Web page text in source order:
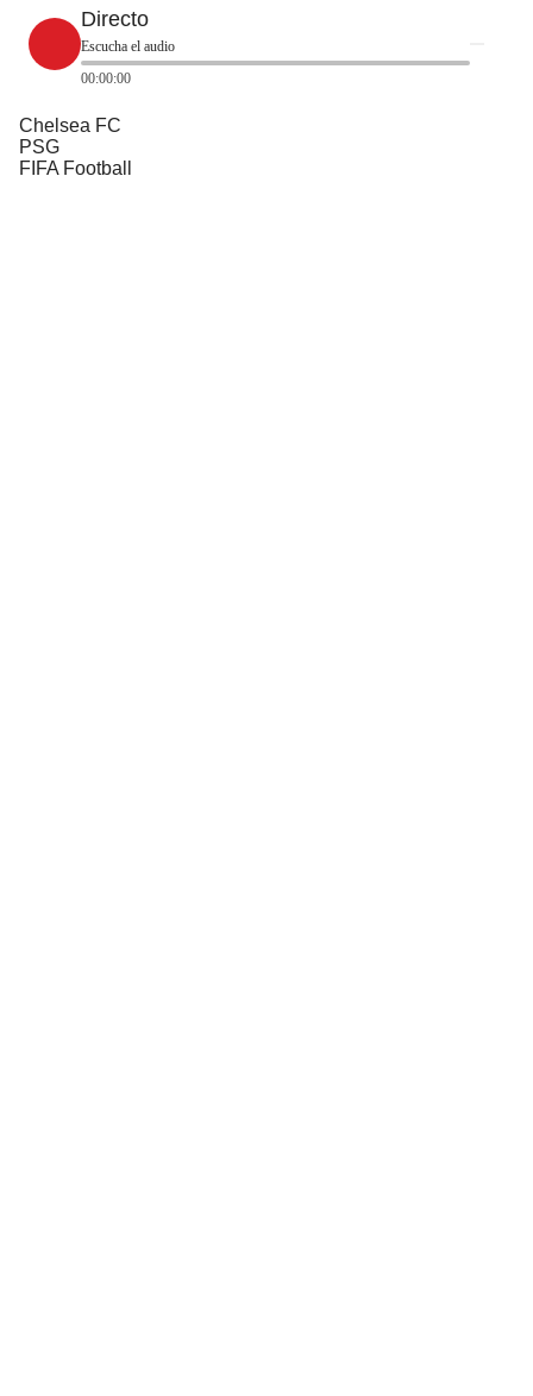
Directo
Escucha el audio
00:00:00
Chelsea FC
PSG
FIFA Football